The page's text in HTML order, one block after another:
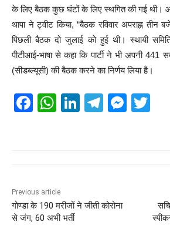
के लिए बैठक कुछ घंटों के लिए स्थगित की गई थी।
थापा ने ट्वीट किया, “बैठक रविवार अपराह्न तीन
पिछली बैठक दो जुलाई को हुई थी। स्थायी
पीटीआई-भाषा से कहा कि पार्टी ने भी अपनी 441
(सीडब्ल्यूसी) की बैठक करने का निर्णय लिया है।
F
o
o
W
p
p
Li
n
T
m
M
Previous article
गोण्डा के 190 मरीजों ने जीती कोरोना
से जंग, 60 अभी भर्ती